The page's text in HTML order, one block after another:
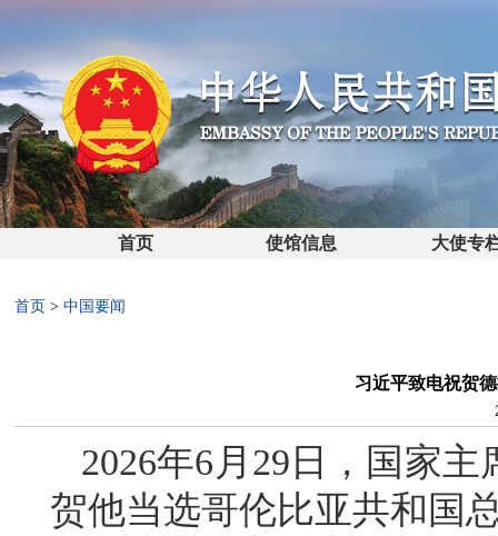
首页 使馆信息 大使专
首页 > 中国要闻
习近平致电祝贺
2026年6月29日，国家
贺他当选哥伦比亚共和国